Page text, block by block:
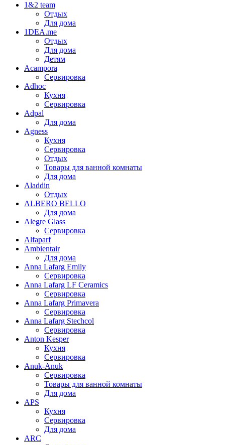
1&2 team
Отдых
Для дома
1DEA.me
Отдых
Для дома
Детям
Acampora
Сервировка
Adhoc
Кухня
Сервировка
Adpal
Для дома
Agness
Кухня
Сервировка
Отдых
Товары для ванной комнаты
Для дома
Aladdin
Отдых
ALBERO BELLO
Для дома
Alegre Glass
Сервировка
Alfaparf
Ambientair
Для дома
Anna Lafarg Emily
Сервировка
Anna Lafarg LF Ceramics
Сервировка
Anna Lafarg Primavera
Сервировка
Anna Lafarg Stechcol
Сервировка
Anton Kesper
Кухня
Сервировка
Anuk-Anuk
Сервировка
Товары для ванной комнаты
Для дома
APS
Кухня
Сервировка
Для дома
ARC